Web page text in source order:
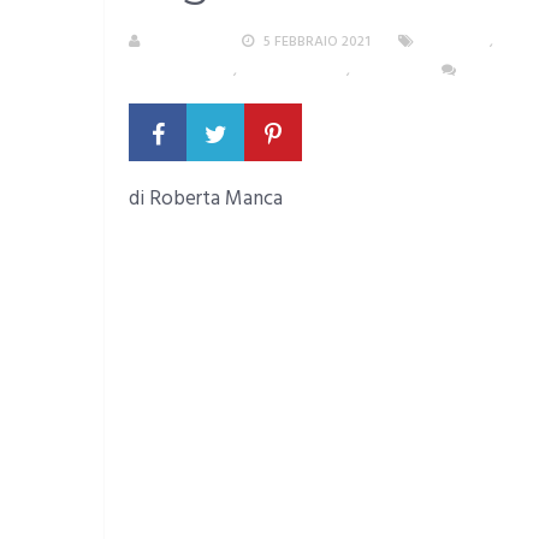
5 FEBBRAIO 2021 ,
, ,
di Roberta Manca